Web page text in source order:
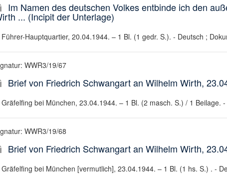
Im Namen des deutschen Volkes entbinde ich den
... (Incipit der Unterlage)
Führer-Hauptquartier, 20.04.1944. – 1 Bl. (1 gedr. S.). - Deutsch ;
WWR3/19/67
Brief von Friedrich Schwangart an Wilhelm Wirth,
Gräfelfing bei München, 23.04.1944. – 1 Bl. (2 masch. S.) / 1 Beilage.
WWR3/19/68
Brief von Friedrich Schwangart an Wilhelm Wirth,
Gräfelfing bei München [vermutlich], 23.04.1944. – 1 Bl. (1 hs. S.) . -